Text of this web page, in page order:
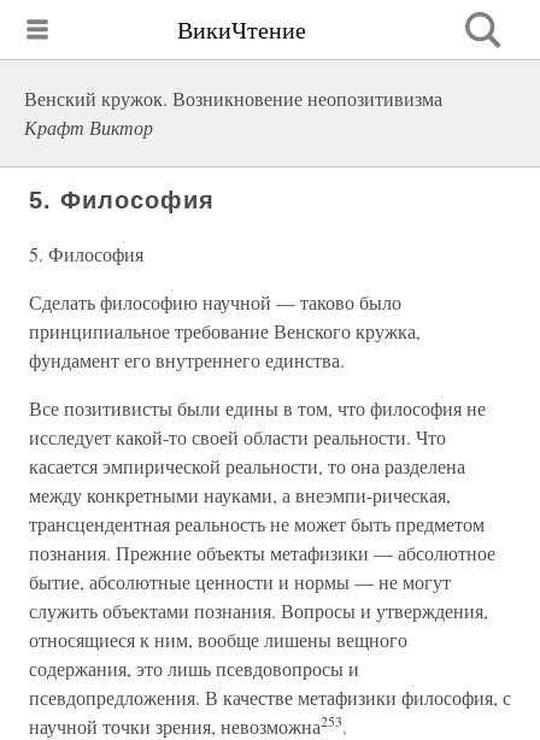
ВикиЧтение
Венский кружок. Возникновение неопозитивизма
Крафт Виктор
5. Философия
5. Философия
Сделать философию научной — таково было
принципиальное требование Венского кружка,
фундамент его внутреннего единства.
Все позитивисты были едины в том, что философия не
исследует какой-то своей области реальности. Что
касается эмпирической реальности, то она разделена
между конкретными науками, а внеэмпи-рическая,
трансцендентная реальность не может быть предметом
познания. Прежние объекты метафизики — абсолютное
бытие, абсолютные ценности и нормы — не могут
служить объектами познания. Вопросы и утверждения,
относящиеся к ним, вообще лишены вещного
содержания, это лишь псевдовопросы и
псевдопредложения. В качестве метафизики философия, с
научной точки зрения, невозможна253.